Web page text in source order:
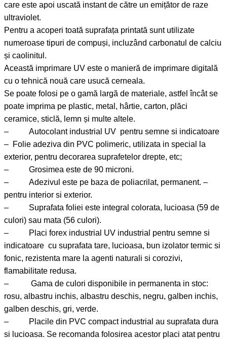
care este apoi uscată instant de către un emițător de raze
ultraviolet.
Pentru a acoperi toată suprafața printată sunt utilizate
numeroase tipuri de compuși, incluzând carbonatul de calciu
și caolinitul.
Această imprimare UV este o manieră de imprimare digitală
cu o tehnică nouă care usucă cerneala.
Se poate folosi pe o gamă largă de materiale, astfel încât se
poate imprima pe plastic, metal, hârtie, carton, plăci
ceramice, sticlă, lemn și multe altele.
– Autocolant industrial UV pentru semne si indicatoare
– Folie adeziva din PVC polimeric, utilizata in special la
exterior, pentru decorarea suprafetelor drepte, etc;
– Grosimea este de 90 microni.
– Adezivul este pe baza de poliacrilat, permanent. –
pentru interior si exterior.
– Suprafata foliei este integral colorata, lucioasa (59 de
culori) sau mata (56 culori).
– Placi forex industrial UV industrial pentru semne si
indicatoare cu suprafata tare, lucioasa, bun izolator termic si
fonic, rezistenta mare la agenti naturali si corozivi,
flamabilitate redusa.
– Gama de culori disponibile in permanenta in stoc:
rosu, albastru inchis, albastru deschis, negru, galben inchis,
galben deschis, gri, verde.
– Placile din PVC compact industrial au suprafata dura
si lucioasa. Se recomanda folosirea acestor placi atat pentru